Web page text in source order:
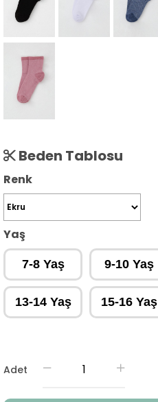
Beden Tablosu
Renk
Yaş
7-8 Yaş 9-10 Yaş
13-14 Yaş 15-16 Yaş
Adet